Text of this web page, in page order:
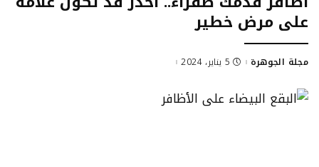
على مرض خطير
Posted
مجلة الجوهرة 5 يناير، 2024